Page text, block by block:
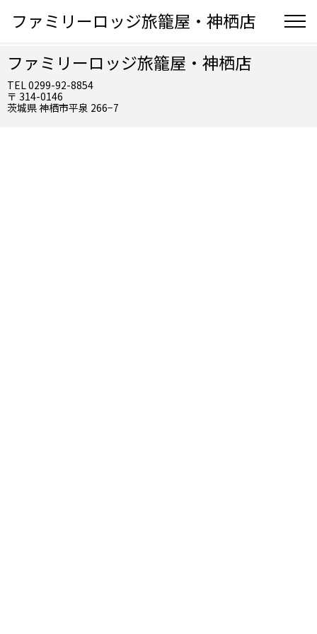
ファミリーロッジ旅籠屋・神栖店
ファミリーロッジ旅籠屋・神栖店
TEL 0299-92-8854
〒 314-0146
茨城県 神栖市平泉 266−7